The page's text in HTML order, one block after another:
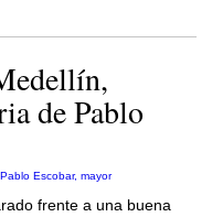
de Pablo
frente a una buena